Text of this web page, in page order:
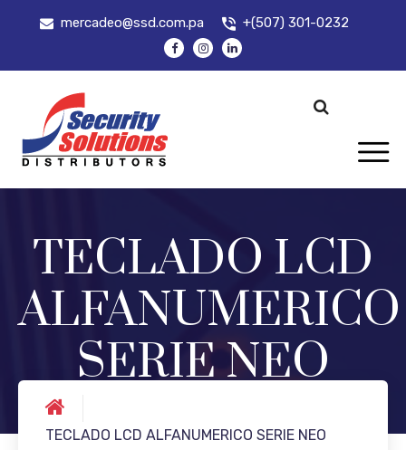
mercadeo@ssd.com.pa +(507) 301-0232
TECLADO LCD
ALFANUMERICO
SERIE NEO
TECLADO LCD ALFANUMERICO SERIE NEO